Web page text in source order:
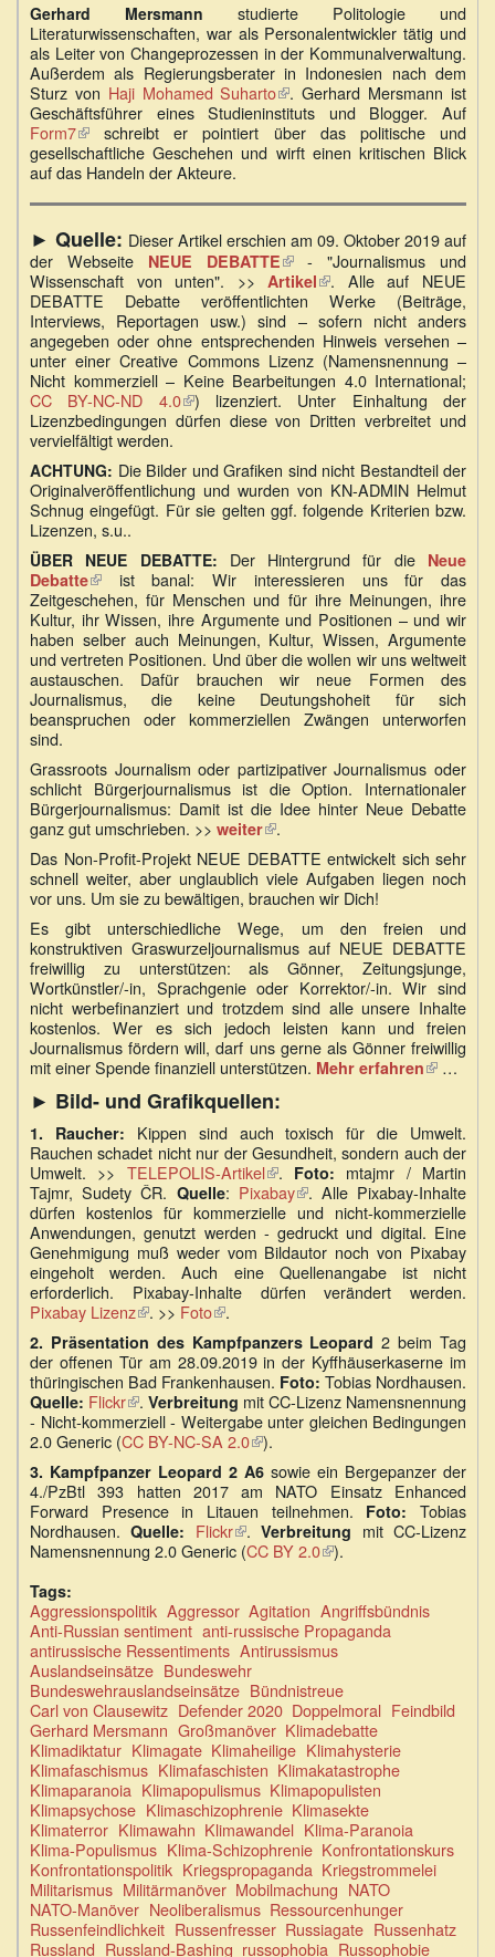
Gerhard Mersmann studierte Politologie und
Literaturwissenschaften, war als Personalentwickler tätig und
als Leiter von Changeprozessen in der Kommunalverwaltung.
Außerdem als Regierungsberater in Indonesien nach dem
Sturz von Haji Mohamed Suharto(Link
ist
extern)
. Gerhard Mersmann ist
Geschäftsführer eines Studieninstituts und Blogger. Auf
Form7(Link
ist
extern)
schreibt er pointiert über das politische und
gesellschaftliche Geschehen und wirft einen kritischen Blick
auf das Handeln der Akteure.
► Quelle: Dieser Artikel erschien am 09. Oktober 2019 auf
der Webseite NEUE DEBATTE(Link
ist
extern)
- "Journalismus und
Wissenschaft von unten". >>Artikel(Link
ist
extern)
. Alle auf NEUE
DEBATTE Debatte veröffentlichten Werke (Beiträge,
Interviews, Reportagen usw.) sind – sofern nicht anders
angegeben oder ohne entsprechenden Hinweis versehen –
unter einer Creative Commons Lizenz (Namensnennung –
Nicht kommerziell – Keine Bearbeitungen 4.0 International;
CC BY-NC-ND 4.0(Link
ist
) lizenziert. Unter Einhaltung der
Lizenzbedingungen dürfen diese von Dritten verbreitet und
vervielfältigt werden.
ACHTUNG: Die Bilder und Grafiken sind nicht Bestandteil der
Originalveröffentlichung und wurden von KN-ADMIN Helmut
Schnug eingefügt. Für sie gelten ggf. folgende Kriterien bzw.
Lizenzen, s.u..
ÜBER NEUE DEBATTE: Der Hintergrund für die Neue
Debatte(Link
ist
extern)
ist banal: Wir interessieren uns für das
Zeitgeschehen, für Menschen und für ihre Meinungen, ihre
Kultur, ihr Wissen, ihre Argumente und Positionen – und wir
haben selber auch Meinungen, Kultur, Wissen, Argumente
und vertreten Positionen. Und über die wollen wir uns weltweit
austauschen. Dafür brauchen wir neue Formen des
Journalismus, die keine Deutungshoheit für sich
beanspruchen oder kommerziellen Zwängen unterworfen
sind.
Grassroots Journalism oder partizipativer Journalismus oder
schlicht Bürgerjournalismus ist die Option. Internationaler
Bürgerjournalismus: Damit ist die Idee hinter Neue Debatte
ganz gut umschrieben. >> weiter(Link
ist
extern)
.
Das Non-Profit-Projekt NEUE DEBATTE entwickelt sich sehr
schnell weiter, aber unglaublich viele Aufgaben liegen noch
vor uns. Um sie zu bewältigen, brauchen wir Dich!
Es gibt unterschiedliche Wege, um den freien und
konstruktiven Graswurzeljournalismus auf NEUE DEBATTE
freiwillig zu unterstützen: als Gönner, Zeitungsjunge,
Wortkünstler/-in, Sprachgenie oder Korrektor/-in. Wir sind
nicht werbefinanziert und trotzdem sind alle unsere Inhalte
kostenlos. Wer es sich jedoch leisten kann und freien
Journalismus fördern will, darf uns gerne als Gönner freiwillig
mit einer Spende finanziell unterstützen. Mehr erfahren(Link
…
► Bild- und Grafikquellen:
1. Raucher: Kippen sind auch toxisch für die Umwelt.
Rauchen schadet nicht nur der Gesundheit, sondern auch der
Umwelt. >> TELEPOLIS-Artikel(Link
ist
extern)
. Foto: mtajmr / Martin
Tajmr, Sudety ČR. Quelle: Pixabay(Link
ist
extern)
. Alle Pixabay-Inhalte
dürfen kostenlos für kommerzielle und nicht-kommerzielle
Anwendungen, genutzt werden - gedruckt und digital. Eine
Genehmigung muß weder vom Bildautor noch von Pixabay
eingeholt werden. Auch eine Quellenangabe ist nicht
erforderlich. Pixabay-Inhalte dürfen verändert werden.
Pixabay Lizenz(Link
extern)
. >> Foto(Link
extern)
.
2. Präsentation des Kampfpanzers Leopard 2 beim Tag
der offenen Tür am 28.09.2019 in der Kyffhäuserkaserne im
thüringischen Bad Frankenhausen. Foto: Tobias Nordhausen.
Quelle: Flickr(Link
ist
extern)
. Verbreitung mit CC-Lizenz Namensnennung
- Nicht-kommerziell - Weitergabe unter gleichen Bedingungen
2.0 Generic (CC BY-NC-SA 2.0(Link
ist
extern)
).
3. Kampfpanzer Leopard 2 A6 sowie ein Bergepanzer der
4./PzBtl 393 hatten 2017 am NATO Einsatz Enhanced
Forward Presence in Litauen teilnehmen. Foto: Tobias
Nordhausen.Quelle: Flickr(Link
ist
.Verbreitung mit CC-Lizenz
Namensnennung 2.0 Generic (CC BY 2.0(Link
).
Tags:
Aggressionspolitik Aggressor Agitation Angriffsbündnis
Anti-Russian sentiment anti-russische Propaganda
antirussische Ressentiments Antirussismus
Auslandseinsätze Bundeswehr
Bundeswehrauslandseinsätze Bündnistreue
Carl von Clausewitz Defender 2020 Doppelmoral Feindbild
Gerhard Mersmann Großmanöver Klimadebatte
Klimadiktatur Klimagate Klimaheilige Klimahysterie
Klimafaschismus Klimafaschisten Klimakatastrophe
Klimaparanoia Klimapopulismus Klimapopulisten
Klimapsychose Klimaschizophrenie Klimasekte
Klimaterror Klimawahn Klimawandel Klima-Paranoia
Klima-Populismus Klima-Schizophrenie Konfrontationskurs
Konfrontationspolitik Kriegspropaganda Kriegstrommelei
Militarismus Militärmanöver Mobilmachung NATO
NATO-Manöver Neoliberalismus Ressourcenhunger
Russenfeindlichkeit Russenfresser Russiagate Russenhatz
Russland Russland-Bashing russophobia Russophobie